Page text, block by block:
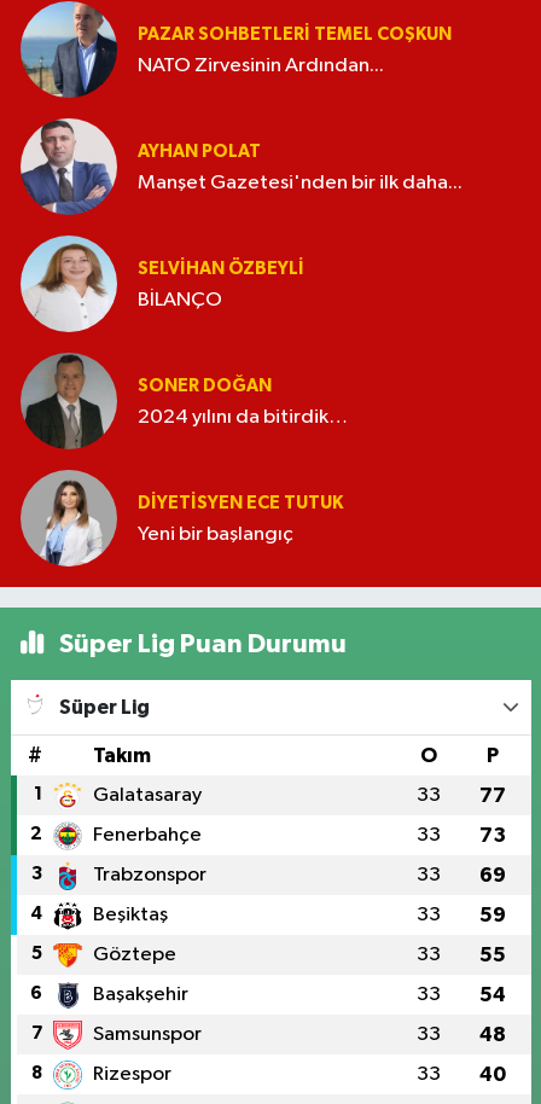
PAZAR SOHBETLERI TEMEL COŞKUN
NATO Zirvesinin Ardından...
AYHAN POLAT
Manşet Gazetesi'nden bir ilk daha...
SELVIHAN ÖZBEYLI
BİLANÇO
SONER DOĞAN
2024 yılını da bitirdik…
DIYETISYEN ECE TUTUK
Yeni bir başlangıç
Süper Lig Puan Durumu
Süper Lig
# Takım O P
1 Galatasaray 33 77
2 Fenerbahçe 33 73
3 Trabzonspor 33 69
4 Beşiktaş 33 59
5 Göztepe 33 55
6 Başakşehir 33 54
7 Samsunspor 33 48
8 Rizespor 33 40